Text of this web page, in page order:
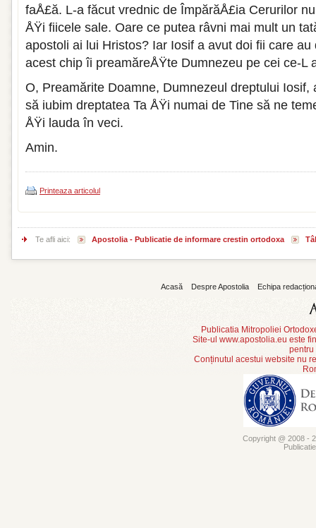
faÅ£ă. L-a făcut vrednic de ÎmpărăÅ£ia Cerurilor
ÅŸi fiicele sale. Oare ce putea râvni mai mult un
apostoli ai lui Hristos? Iar Iosif a avut doi fii care
acest chip îi preamăreÅŸte Dumnezeu pe cei ce-L
O, Preamărite Doamne, Dumnezeul dreptului Iosif,
să iubim dreptatea Ta ÅŸi numai de Tine să ne
ÅŸi lauda în veci.
Amin.
Printeaza articolul
Te afli aici: Apostolia - Publicatie de informare crestin ortodoxa
Acasă Despre Apostolia Echipa
Publicatia Mitropoliei
Site-ul www.apostolia.eu este
pentru
Conținutul acestui website nu
Copyright @ 2008 -